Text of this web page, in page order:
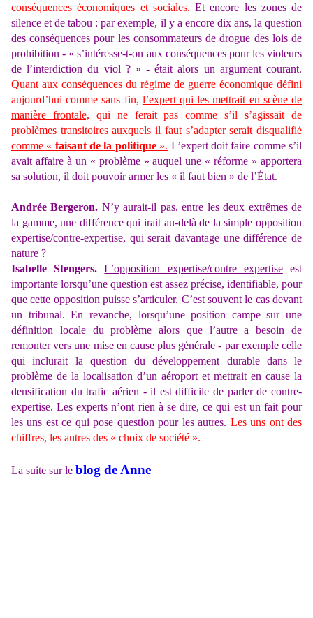
conséquences économiques et sociales. Et encore les zones de
silence et de tabou : par exemple, il y a encore dix ans, la question
des conséquences pour les consommateurs de drogue des lois de
prohibition - « s’intéresse-t-on aux conséquences pour les violeurs
de l’interdiction du viol ? » - était alors un argument courant.
Quant aux conséquences du régime de guerre économique défini
aujourd’hui comme sans fin, l’expert qui les mettrait en scène de
manière frontale, qui ne ferait pas comme s’il s’agissait de
problèmes transitoires auxquels il faut s’adapterserait disqualifié
comme « faisant de la politique». L’expert doit faire comme s’il
avait affaire à un « problème » auquel une « réforme » apportera
sa solution, il doit pouvoir armer les « il faut bien » de l’État.
Andrée Bergeron. N’y aurait-il pas, entre les deux extrêmes de
la gamme, une différence qui irait au-delà de la simple opposition
expertise/contre-expertise, qui serait davantage une différence de
nature ?
Isabelle Stengers.
L’opposition expertise/contre expertiseest
importante lorsqu’une question est assez précise, identifiable, pour
que cette opposition puisse s’articuler. C’est souvent le cas devant
un tribunal. En revanche, lorsqu’une position campe sur une
définition locale du problème alors que l’autre a besoin de
remonter vers une mise en cause plus générale - par exemple celle
qui inclurait la question du développement durable dans le
problème de la localisation d’un aéroport et mettrait en cause la
densification du trafic aérien - il est difficile de parler de contre-
expertise. Les experts n’ont rien à se dire, ce qui est un fait pour
les uns est ce qui pose question pour les autres. Les uns ont des
chiffres, les autres des « choix de société ».
La suite sur le blog de Anne